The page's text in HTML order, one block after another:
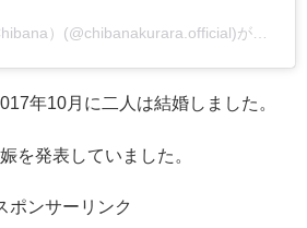
知花くらら（Kurara Chibana）(@chibanakurara.official)がシェアした投稿
年10月に二人は結婚しました。
を発表していました。
ポンサーリンク